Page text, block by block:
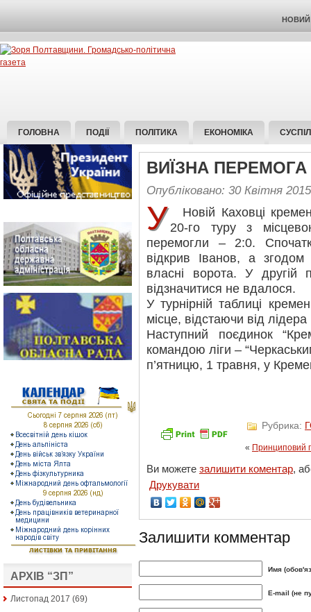
НОВИЙ
ГОЛОВНА ПОДІЇ ПОЛІТИКА ЕКОНОМІКА
АРХІВ “ЗП”
Листопад 2017 (69)
ВИЇЗНА ПЕРЕМОГА
Опубліковано: 30 Квітня 2015
У
Новій Каховці
20-го туру з
перемогли – 2:0.
відкрив Іванов, а згодом
власні ворота. У другій
відзначитися не вдалося.
У турнірній таблиці
місце, відстаючи від
Наступний поєдинок
командою ліги –
п’ятницю, 1 травня, у
Рубрика:
« Принциповий
Ви можете залишити коментар,
Друкувати
Залишити комментар
Имя
E-mail (не